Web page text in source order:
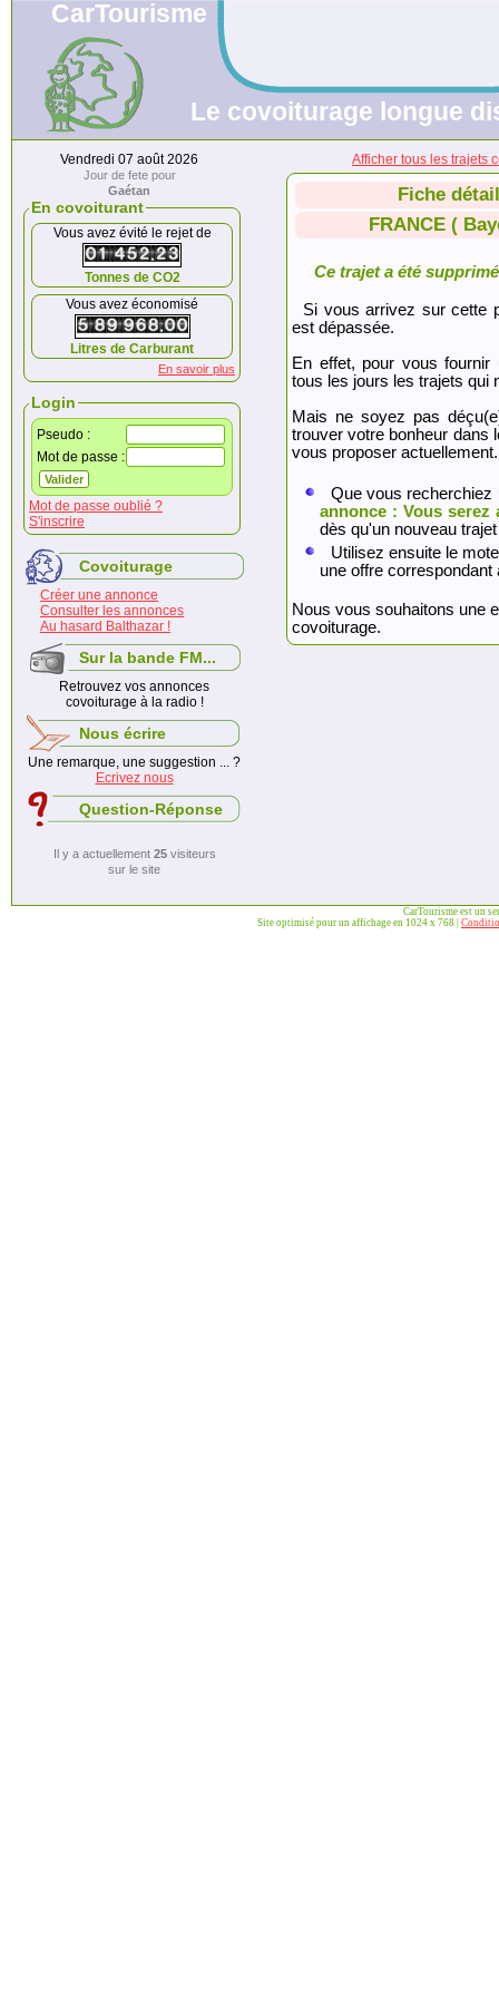
CarTourisme
Le covoiturage longue
Vendredi 07 août 2026
Jour de fete pour
Gaétan
En covoiturant
Vous avez évité le rejet de
Tonnes de CO2
Vous avez économisé
Litres de Carburant
En savoir plus
Login
Pseudo :
Mot de passe :
Mot de passe oublié ?
S'inscrire
Covoiturage
Créer une annonce
Consulter les annonces
Au hasard Balthazar !
Sur la bande FM...
Retrouvez vos annonces
covoiturage à la radio !
Nous écrire
Une remarque, une suggestion ... ?
Ecrivez nous
Question-Réponse
Il y a actuellement 25visiteurs
sur le site
Afficher tous les trajets
Fiche
FRANCE (
Ce trajet a été
Si vous arrivez sur cette
est dépassée.
En effet, pour vous fournir
tous les jours les trajets qui
Mais ne soyez pas
trouver votre bonheur dans
vous proposer actuellement.
Que vous
annonce : Vous serez
dès qu'un nouveau
Utilisez ensuite le
une offre
Nous vous souhaitons une
covoiturage.
CarTourisme est un
Site optimisé pour un affichage en 1024 x 768 |